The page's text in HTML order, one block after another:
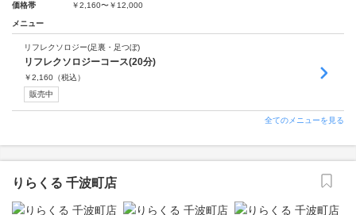
価格帯
￥2,160〜￥12,000
メニュー
リフレクソロジー(足裏・足つぼ)
リフレクソロジーコース(20分)
￥2,160 （税込）
販売中
全てのメニューを見る
りらくる 千波町店